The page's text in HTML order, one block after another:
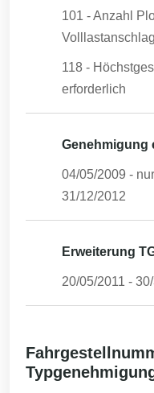
101 - Anzahl
118 -
erforderlich
Genehmigung
04/05/2009 -
31/12/2012
Erweiterung
20/05/2011 -